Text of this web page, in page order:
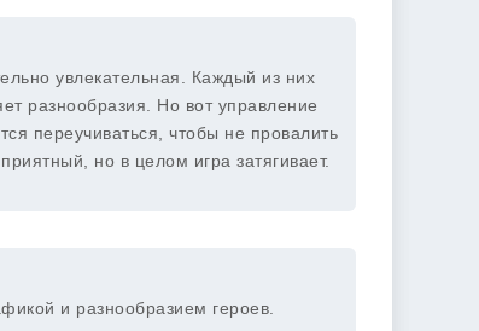
увлекательная. Каждый из них
разнообразия. Но вот управление
переучиваться, чтобы не провалить
но в целом игра затягивает.
и разнообразием героев.